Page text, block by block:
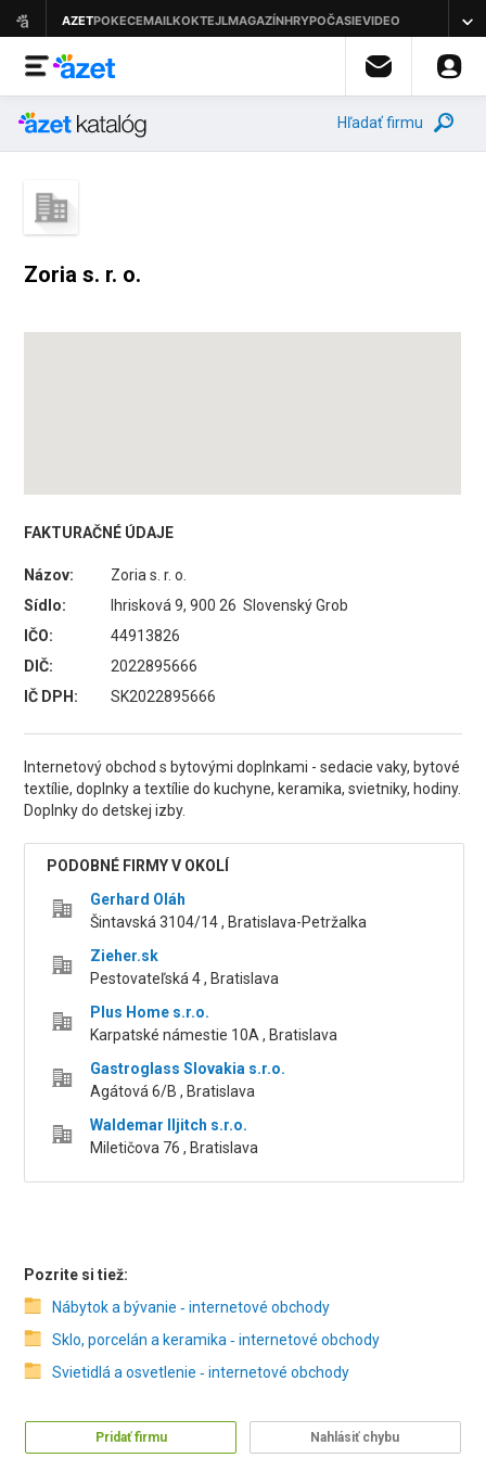
Hľadať firmu
Zoria s. r. o.
FAKTURAČNÉ ÚDAJE
Názov:
Zoria s. r. o.
Sídlo:
Ihrisková 9, 900 26 Slovenský Grob
IČO:
44913826
DIČ:
2022895666
IČ DPH:
SK2022895666
Internetový obchod s bytovými doplnkami - sedacie vaky, bytové
textílie, doplnky a textílie do kuchyne, keramika, svietniky, hodiny.
Doplnky do detskej izby.
PODOBNÉ FIRMY V OKOLÍ
Gerhard Oláh
Šintavská 3104/14 , Bratislava-Petržalka
Zieher.sk
Pestovateľská 4 , Bratislava
Plus Home s.r.o.
Karpatské námestie 10A , Bratislava
Gastroglass Slovakia s.r.o.
Agátová 6/B , Bratislava
Waldemar Iljitch s.r.o.
Miletičova 76 , Bratislava
Pozrite si tiež:
Nábytok a bývanie ‑ internetové obchody
Sklo, porcelán a keramika ‑ internetové obchody
Svietidlá a osvetlenie ‑ internetové obchody
Pridať firmu Nahlásiť chybu